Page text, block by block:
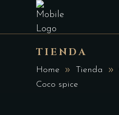
TIENDA
Home Tienda
Coco spice